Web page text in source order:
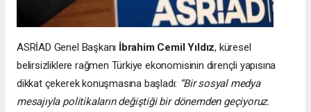
ASRİAD Genel Başkanı İbrahim Cemil Yıldız, küresel
belirsizliklere rağmen Türkiye ekonomisinin dirençli yapısına
dikkat çekerek konuşmasına başladı: “Bir sosyal medya
mesajıyla politikaların değiştiği bir dönemden geçiyoruz.